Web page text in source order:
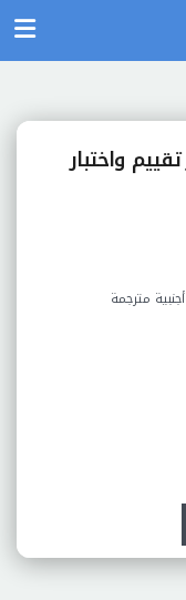
واختبار
مترجمة